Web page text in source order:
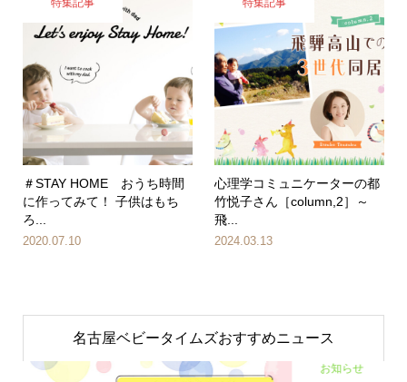
特集記事
＃STAY HOME おうち時間
に作ってみて！ 子供はもち
ろ...
2020.07.10
特集記事
心理学コミュニケーターの都
竹悦子さん［column,2］～
飛...
2024.03.13
名古屋ベビータイムズおすすめニュース
お知らせ